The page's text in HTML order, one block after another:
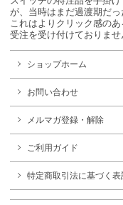
が、当時はまだ過渡期だ
これはよりクリック感の
受注を受け付けておりませ
ショップホーム
お問い合わせ
メルマガ登録・解除
ご利用ガイド
特定商取引法に基づく表